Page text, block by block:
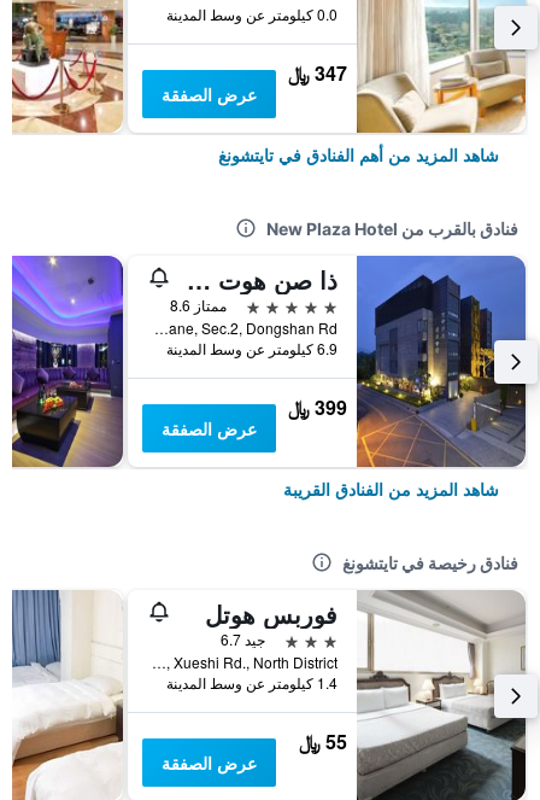
0.0 كيلومتر عن وسط المدينة
347 ﷼
عرض الصفقة
شاهد المزيد من أهم الفنادق في تايتشونغ
فنادق بالقرب من New Plaza Hotel
ذا صن هوت سبيرن آند ريزورت
5 نجوم
ممتاز 8.6
No. 78, Guangsi Lane, Sec.2, Dongshan Rd, تايتشونغ, تايوان
6.9 كيلومتر عن وسط المدينة
399 ﷼
عرض الصفقة
شاهد المزيد من الفنادق القريبة
فنادق رخيصة في تايتشونغ
فوربس هوتل
3 نجوم
جيد 6.7
No.181, Xueshi Rd., North District, تايتشونغ, تايوان
1.4 كيلومتر عن وسط المدينة
55 ﷼
عرض الصفقة